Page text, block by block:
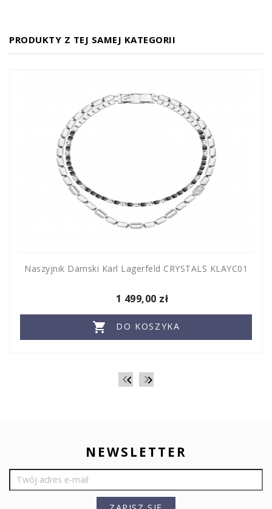
PRODUKTY Z TEJ SAMEJ KATEGORII

Naszyjnik Damski Karl Lagerfeld CRYSTALS KLAYC01
1 499,00 zł
 DO KOSZYKA

NEWSLETTER